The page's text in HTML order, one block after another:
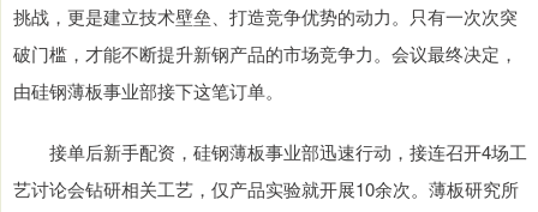
挑战，更是建立技术壁垒、打造竞争优势的动力。只有一次次突
破门槛，才能不断提升新钢产品的市场竞争力。会议最终决定，
由硅钢薄板事业部接下这笔订单。
接单后新手配资，硅钢薄板事业部迅速行动，接连召开4场工
艺讨论会钻研相关工艺，仅产品实验就开展10余次。薄板研究所